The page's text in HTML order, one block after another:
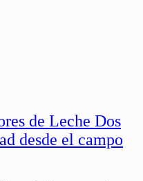
de Leche Dos
desde el campo